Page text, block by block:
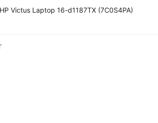
HP Victus Laptop 16-d1187TX (7C0S4PA)